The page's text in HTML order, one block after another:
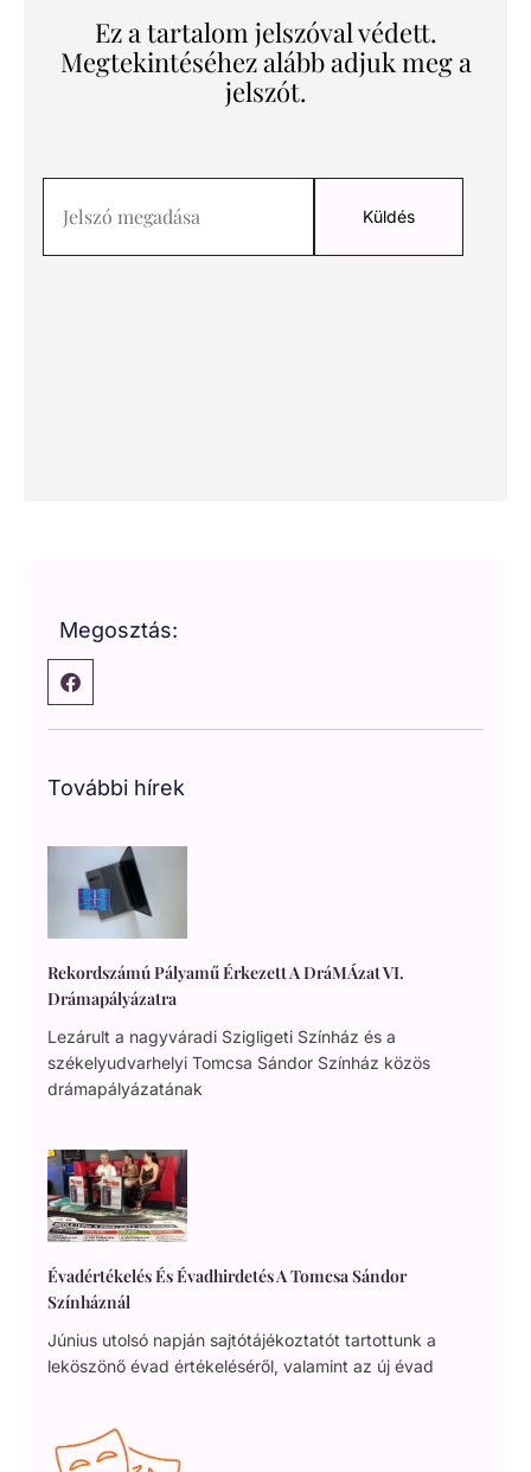
Ez a tartalom jelszóval védett.
Megtekintéséhez alább adjuk meg a
jelszót.
Megosztás:
További hírek
Rekordszámú Pályamű Érkezett A DráMÁzat VI.
Drámapályázatra
Lezárult a nagyváradi Szigligeti Színház és a
székelyudvarhelyi Tomcsa Sándor Színház közös
drámapályázatának
Évadértékelés És Évadhirdetés A Tomcsa Sándor
Színháznál
Június utolsó napján sajtótájékoztatót tartottunk a
leköszönő évad értékeléséről, valamint az új évad